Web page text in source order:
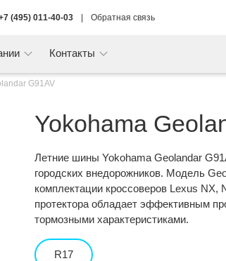
(495) 011-40-03 Обратная связь
Контакты
G91AV
Yokohama
Летние шины Yokohama Geolandar
городских внедорожников. Модель
комплектации кроссоверов Lexus
протектора обладает эффективным
тормозными характеристиками.
R17